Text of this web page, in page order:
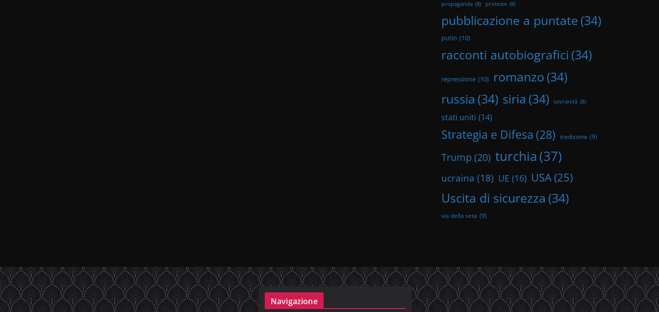
propaganda (8) proteste (8)
pubblicazione a puntate (34)
putin (10)
racconti autobiografici (34)
repressione (10) romanzo (34)
russia (34) siria (34) sovranità (8)
stati uniti (14)
Strategia e Difesa (28) tradizione (9)
Trump (20) turchia(37)
ucraina (18) UE (16) USA (25)
Uscita di sicurezza (34)
via della seta (9)
Navigazione